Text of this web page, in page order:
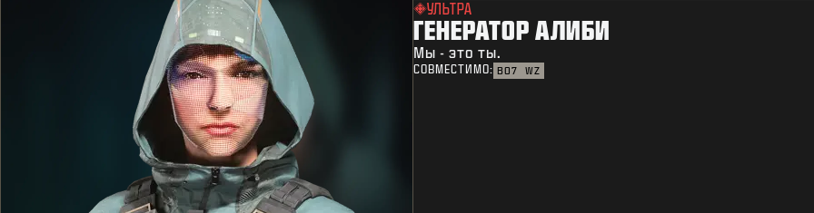
УЛЬТРА
ГЕНЕРАТОР АЛИБИ
Мы - это ты.
СОВМЕСТИМО: BO7 WZ